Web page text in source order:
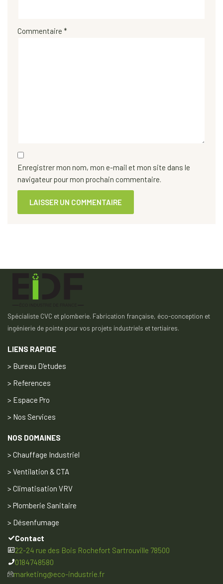
Commentaire *
Enregistrer mon nom, mon e-mail et mon site dans le
navigateur pour mon prochain commentaire.
Spécialiste CVC et plomberie. Fabrication française, éco-conception et
ingénierie de pointe pour vos projets industriels et tertiaires.
LIENS RAPIDE
> Bureau D'etudes
> References
> Espace Pro
> Nos Services
NOS DOMAINES
> Chauffage Industriel
> Ventilation & CTA
> Climatisation VRV
> Plomberie Sanitaire
> Désenfumage
Contact
22-24 rue des Bois Rochefort Sartrouville 78500
0184748580
marketing@eco-industrie.fr